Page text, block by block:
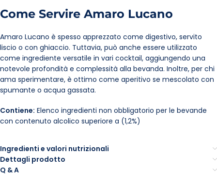
Come Servire Amaro Lucano
Amaro Lucano è spesso apprezzato come digestivo, servito
liscio o con ghiaccio. Tuttavia, può anche essere utilizzato
come ingrediente versatile in vari cocktail, aggiungendo una
notevole profondità e complessità alla bevanda. Inoltre, per chi
ama sperimentare, è ottimo come aperitivo se mescolato con
spumante o acqua gassata.
Contiene: Elenco ingredienti non obbligatorio per le bevande
con contenuto alcolico superiore a (1,2%)
Ingredienti e valori nutrizionali
Dettagli prodotto
Q & A